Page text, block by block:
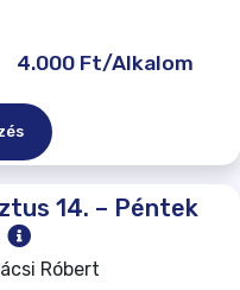
4.000 Ft/Alkalom
14. – Péntek
Róbert